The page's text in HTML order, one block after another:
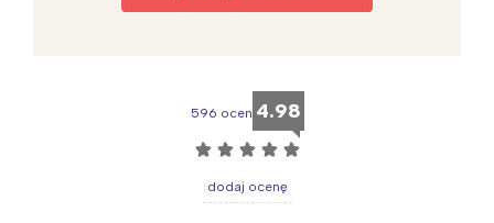
596 ocen 4.98
☆ ☆ ☆ ☆ ☆
dodaj ocenę